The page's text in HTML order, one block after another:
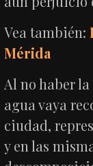
Vea también:
Mérida
Al no haber
agua vaya
ciudad,
y en las